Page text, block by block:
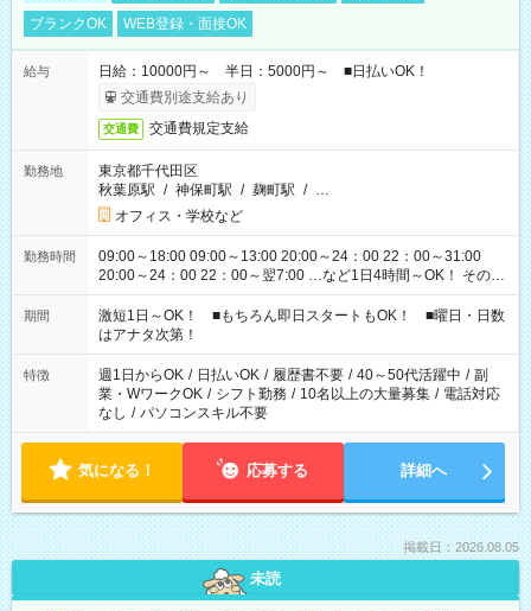
ブランクOK
WEB登録・面接OK
給与
日給：10000円～ 半日：5000円～ ■日払いOK！
交通費別途支給あり
交通費 交通費規定支給
勤務地
東京都千代田区
秋葉原駅 / 神保町駅 / 麹町駅 / …
オフィス・学校など
勤務時間
09:00～18:00 09:00～13:00 20:00～24：00 22：00～31:00
20:00～24：00 22：00～翌7:00 …など1日4時間～OK！ その他
シフトもございます！ お気軽にご相談ください！
期間
激短1日～OK！ ■もちろん即日スタートもOK！ ■曜日・日数
はアナタ次第！
特徴 週1日からOK / 日払いOK / 履歴書不要 / 40～50代活躍中 / 副
業・WワークOK / シフト勤務 / 10名以上の大量募集 / 電話対応
なし / パソコンスキル不要
気になる！ 応募する 詳細へ
掲載日：2026.08.05
未読